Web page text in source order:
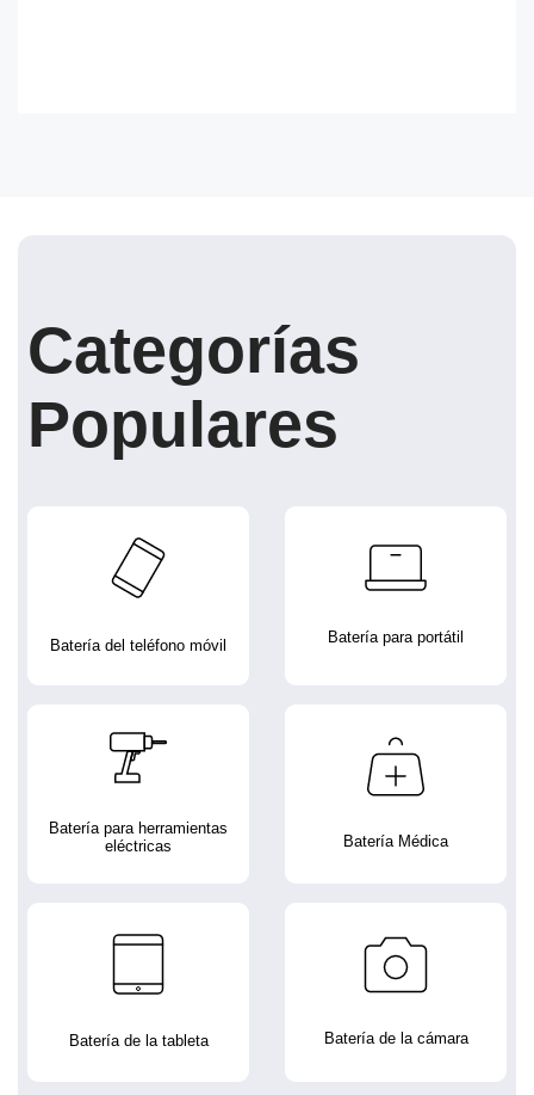
Categorías
Populares
Batería del teléfono móvil Batería para portátil
Batería para herramientas
eléctricas
Batería Médica
Batería de la tableta Batería de la cámara